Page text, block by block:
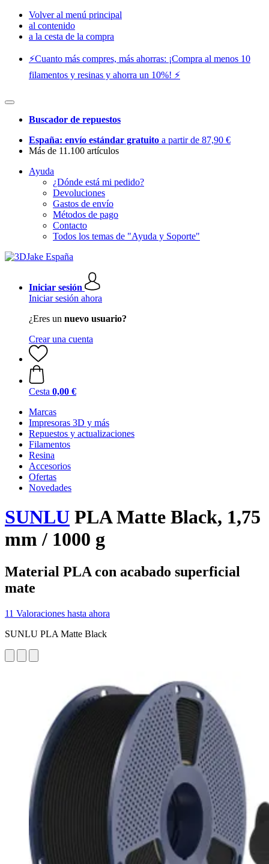
Volver al menú principal
al contenido
a la cesta de la compra
⚡️Cuanto más compres, más ahorras: ¡Compra al menos 10
filamentos y resinas y ahorra un 10%! ⚡️
Buscador de repuestos
España: envío estándar gratuito a partir de 87,90 €
Más de 11.100 artículos
Ayuda
¿Dónde está mi pedido?
Devoluciones
Gastos de envío
Métodos de pago
Contacto
Todos los temas de "Ayuda y Soporte"
Iniciar sesión
Iniciar sesión ahora
¿Eres un nuevo usuario?
Crear una cuenta
Cesta 0,00 €
Marcas
Impresoras 3D y más
Repuestos y actualizaciones
Filamentos
Resina
Accesorios
Ofertas
Novedades
SUNLU PLA Matte Black, 1,75
mm / 1000 g
Material PLA con acabado superficial
mate
11 Valoraciones hasta ahora
SUNLU PLA Matte Black